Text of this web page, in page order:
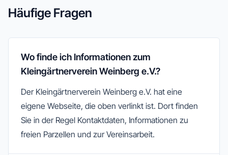
Häufige Fragen
Wo finde ich Informationen zum
Kleingärtnerverein Weinberg e.V.?
Der Kleingärtnerverein Weinberg e.V. hat eine
eigene Webseite, die oben verlinkt ist. Dort finden
Sie in der Regel Kontaktdaten, Informationen zu
freien Parzellen und zur Vereinsarbeit.